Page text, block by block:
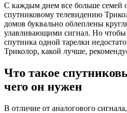
С каждым днем все больше семей
спутниковому телевидению
домов буквально облеплены
улавливающими сигнал. Но чтобы
спутника одной тарелки
Триколор, какой лучше,
Что такое
чего он нужен
В отличие от аналогового